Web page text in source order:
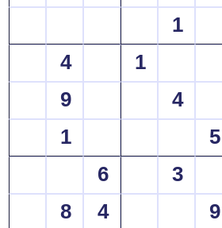
1
4
1
9
4
1
5
6
3
8
4 9